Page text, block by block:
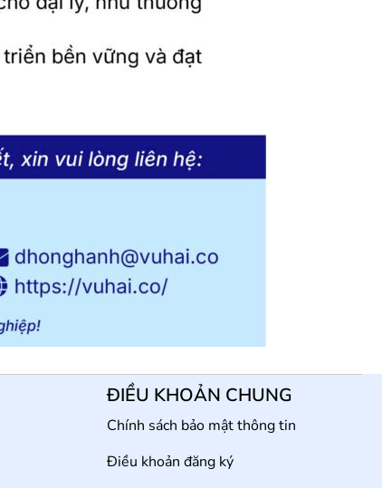
ĐIỀU KHOẢN CHUNG
Chính sách bảo mật thông tin
Điều khoản đăng ký